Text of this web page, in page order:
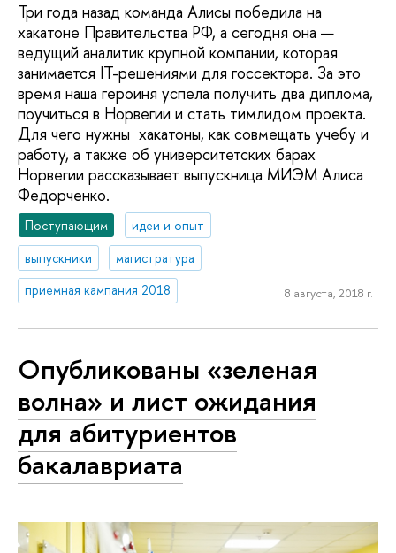
Три года назад команда Алисы победила на
хакатоне Правительства РФ, а сегодня она —
ведущий аналитик крупной компании, которая
занимается IT-решениями для госсектора. За это
время наша героиня успела получить два диплома,
поучиться в Норвегии и стать тимлидом проекта.
Для чего нужны хакатоны, как совмещать учебу и
работу, а также об университетских барах
Норвегии рассказывает выпускница МИЭМ Алиса
Федорченко.
Поступающим
идеи и опыт
выпускники
магистратура
приемная кампания 2018
8 августа, 2018 г.
Опубликованы «зеленая
волна» и лист ожидания
для абитуриентов
бакалавриата